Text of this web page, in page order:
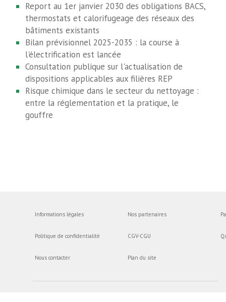
Report au 1er janvier 2030 des obligations BACS,
thermostats et calorifugeage des réseaux des
bâtiments existants
Bilan prévisionnel 2025-2035 : la course à
l'électrification est lancée
Consultation publique sur l'actualisation de
dispositions applicables aux filières REP
Risque chimique dans le secteur du nettoyage :
entre la réglementation et la pratique, le
gouffre
Informations légales
Politique de confidentialité
Nous contacter
Nos partenaires
CGV-CGU
Plan du site